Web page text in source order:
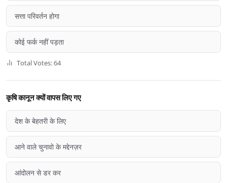
सत्ता परिवर्तन होगा
कोई फर्क नहीं पड़ता
Total Votes: 64
कृषि कानून क्यों वापस लिए गए
देश के बेहतरी के लिए
आने वाले चुनावो के मद्देनज़र
आंदोलन से डर कर